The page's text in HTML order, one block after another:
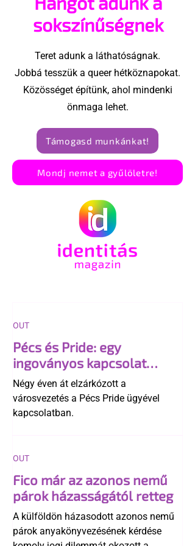
sokszínűségnek
Teret adunk a láthatóságnak.
Jobbá tesszük a queer hétköznapokat.
Közösséget építünk, ahol mindenki
önmaga lehet.
Támogasd munkánkat!
Mondj nemet a gyűlöletre!
Pécs és Pride: egy
ingoványos kapcsolat
története
Négy éven át elzárkózott a
városvezetés a Pécs Pride ügyével
kapcsolatban.
OUT
Fico már az azonos nemű
párok házasságától retteg
A külföldön házasodott azonos nemű
párok anyakönyvezésének kérdése
OUT